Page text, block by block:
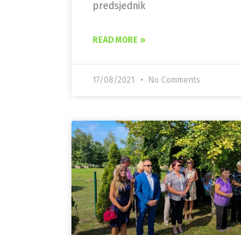
predsjednik
READ MORE »
17/08/2021 No Comments